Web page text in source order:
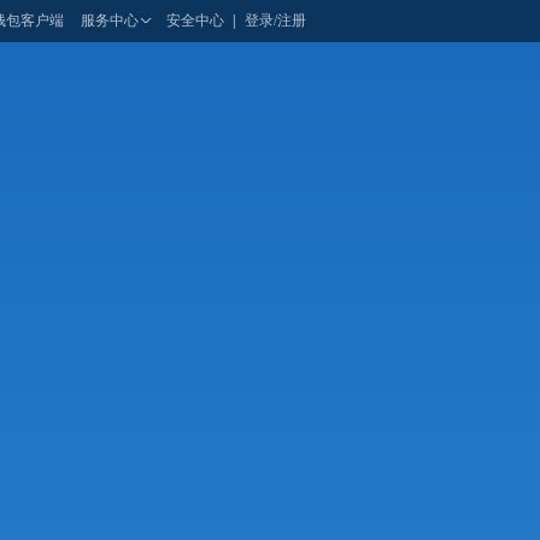
包客户端 服务中心 安全中心 登录/注册